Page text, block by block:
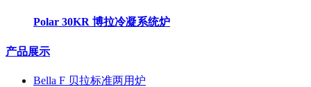
Polar 30KR 博拉冷凝系统炉
产品展示
Bella F 贝拉标准两用炉